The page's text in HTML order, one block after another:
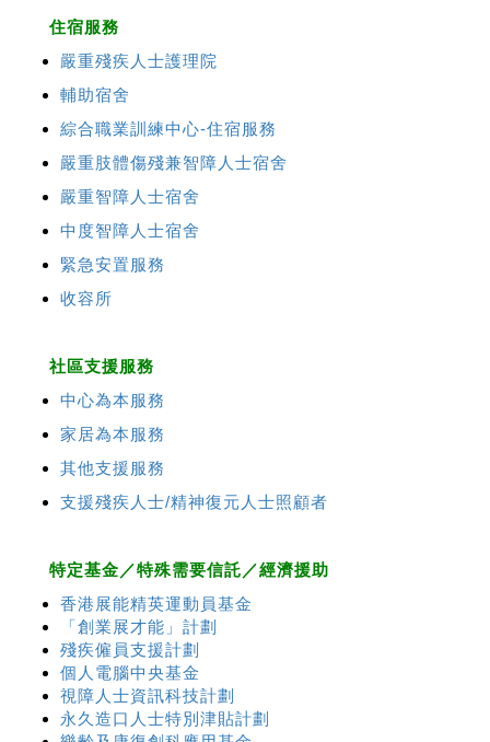
住宿服務
嚴重殘疾人士護理院
輔助宿舍
綜合職業訓練中心-住宿服務
嚴重肢體傷殘兼智障人士宿舍
嚴重智障人士宿舍
中度智障人士宿舍
緊急安置服務
收容所
社區支援服務
中心為本服務
家居為本服務
其他支援服務
支援殘疾人士/精神復元人士照顧者
特定基金／特殊需要信託／經濟援助
香港展能精英運動員基金
「創業展才能」計劃
殘疾僱員支援計劃
個人電腦中央基金
視障人士資訊科技計劃
永久造口人士特別津貼計劃